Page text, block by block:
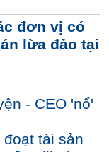
đơn vị có
lừa đảo tại
- CEO 'nổ'
tài sản